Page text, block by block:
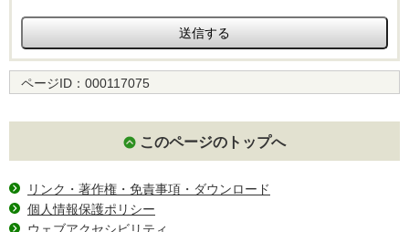
ページID： 000117075
このページのトップへ
リンク・著作権・免責事項・ダウンロード
個人情報保護ポリシー